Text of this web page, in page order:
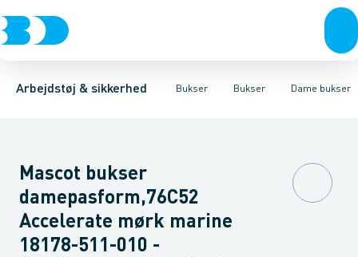
Arbejdstøj & sikkerhed Bukser
Trøjer & t-shirtsBukser Overtøj & huer Undertøj & sokkerSko
Bukser
BukserKnickers & Shorts OverallsKedeldragter Knæskånere
Dame bukser
Bukser med hængelommer Bukser med lårlommer
Mascot bukser
damepasform,76C52
Accelerate mørk marine
18178-511-010 -